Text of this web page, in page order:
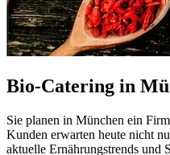
Bio-Catering in
Sie planen in München ein
Kunden erwarten heute nicht
aktuelle Ernährungstrends